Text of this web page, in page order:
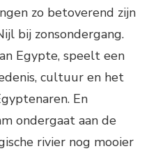
zo betoverend zijn
bij zonsondergang.
Egypte, speelt een
cultuur en het
En
ondergaat aan de
rivier nog mooier